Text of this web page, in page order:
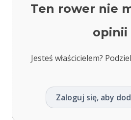
Ten rower nie
opinii
Jesteś właścicielem?
Zaloguj się, aby